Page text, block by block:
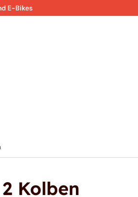
E-Bikes
Kolben